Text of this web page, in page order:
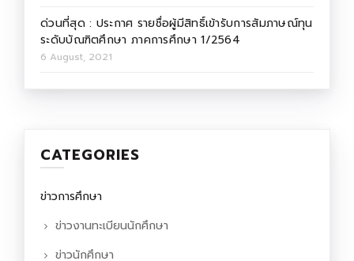
ด่วนที่สุด : ประกาศ รายชื่อผู้มีสิทธิ์เข้ารับการสัมภาษณ์ทุน
ระดับบัณฑิตศึกษา ภาคการศึกษา 1/2564
6 August, 2021
CATEGORIES
ข่าวการศึกษา
ข่าวงานทะเบียนนักศึกษา
ข่าวนักศึกษา